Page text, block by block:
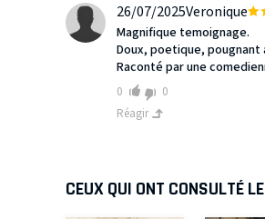
26/07/2025Veronique
Magnifique temoignage.
Doux, poetique, pougnant
Raconté par une
0
0
Réagir
CEUX QUI ONT CONSULTÉ